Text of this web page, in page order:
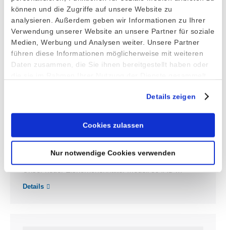
können und die Zugriffe auf unsere Website zu
analysieren. Außerdem geben wir Informationen zu Ihrer
Verwendung unserer Website an unsere Partner für soziale
Medien, Werbung und Analysen weiter. Unsere Partner
führen diese Informationen möglicherweise mit weiteren
Daten zusammen, die Sie ihnen bereitgestellt haben oder
Details zeigen
Cookies zulassen
Nur notwendige Cookies verwenden
7. November 2017
Details